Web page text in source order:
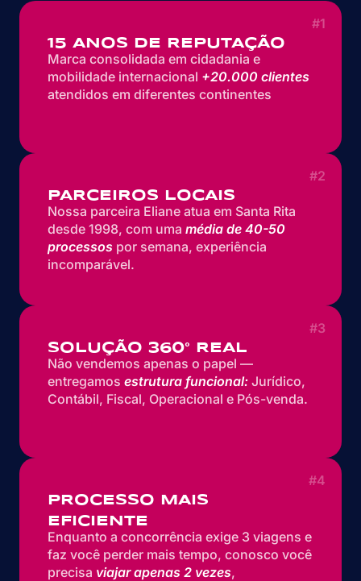
15 ANOS DE REPUTAÇÃO
Marca consolidada em cidadania e
mobilidade internacional +20.000 clientes
atendidos em diferentes continentes
#1
PARCEIROS LOCAIS
Nossa parceira Eliane atua em Santa Rita
desde 1998, com uma média de 40-50
processos por semana, experiência
incomparável.
#2
SOLUÇÃO 360° REAL
Não vendemos apenas o papel —
entregamos estrutura funcional: Jurídico,
Contábil, Fiscal, Operacional e Pós-venda.
#3
PROCESSO MAIS
EFICIENTE
Enquanto a concorrência exige 3 viagens e
faz você perder mais tempo, conosco você
precisa viajar apenas 2 vezes,
#4